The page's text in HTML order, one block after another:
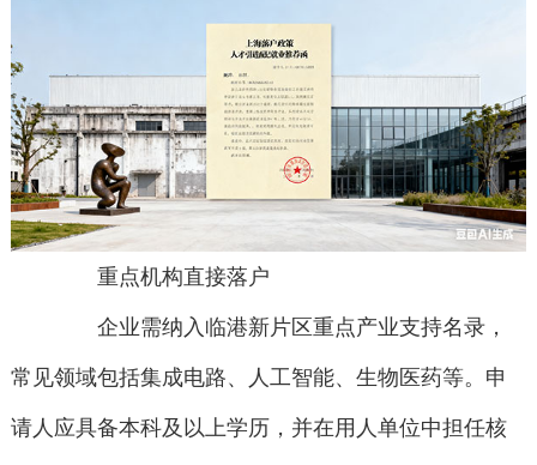
重点机构直接落户
企业需纳入临港新片区重点产业支持名录，
常见领域包括集成电路、人工智能、生物医药等。申
请人应具备本科及以上学历，并在用人单位中担任核